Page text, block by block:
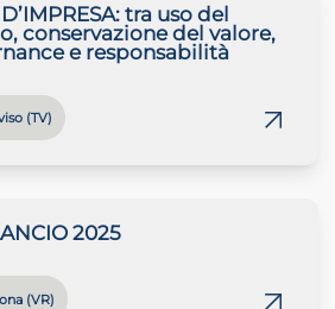
tra uso del
conservazione del valore,
e responsabilità
(TV)
2025
(VR)